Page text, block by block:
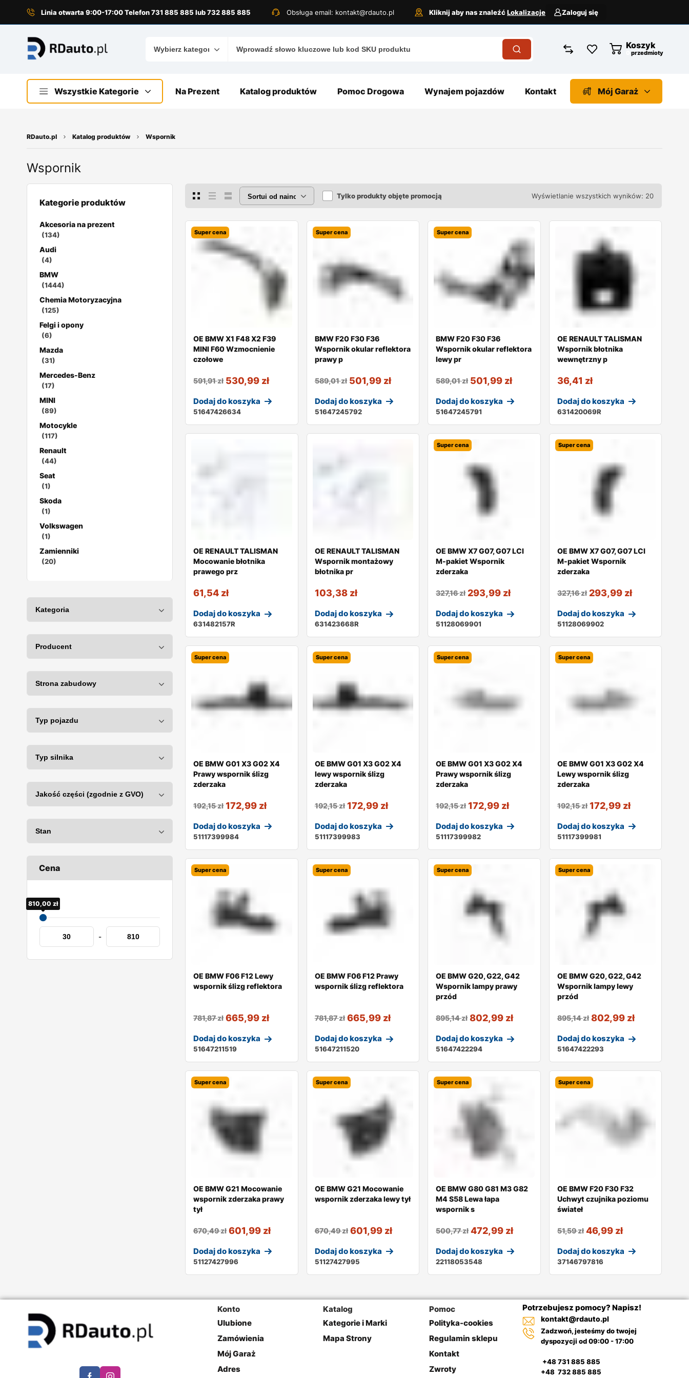
Linia otwarta 9:00-17:00 Telefon 731 885 885 lub 732 885 885 Obsługa email: kontakt@rdauto.pl Kliknij aby nas znaleźćLokalizacje Zaloguj się
Koszyk
przedmioty
Wszystkie Kategorie Na Prezent Katalog produktów Pomoc Drogowa Wynajem pojazdów Kontakt Mój Garaż
RDauto.pl Katalog produktów Wspornik
Wspornik
Kategorie produktów
Akcesoria na prezent
(134)
Audi
(4)
BMW
(1444)
Chemia Motoryzacyjna
(125)
Felgi i opony
(6)
Mazda
(31)
Mercedes-Benz
(17)
MINI
(89)
Motocykle
(117)
Renault
(44)
Seat
(1)
Skoda
(1)
Volkswagen
(1)
Zamienniki
(20)
Cena
30,00 zł
810,00 zł
-
Tylko produkty objęte promocją Wyświetlanie wszystkich wyników: 20
Super cena
OE BMW X1 F48 X2 F39
MINI F60 Wzmocnienie
czołowe
591,91zł 530,99 zł
Dodaj do koszyka
51647426634
Super cena
BMW F20 F30 F36
Wspornik okular reflektora
prawy p
589,01zł 501,99 zł
Dodaj do koszyka
51647245792
Super cena
BMW F20 F30 F36
Wspornik okular reflektora
lewy pr
589,01zł 501,99 zł
Dodaj do koszyka
51647245791
OE RENAULT TALISMAN
Wspornik błotnika
wewnętrzny p
36,41 zł
Dodaj do koszyka
631420069R
OE RENAULT TALISMAN
Mocowanie błotnika
prawego prz
61,54 zł
Dodaj do koszyka
631482157R
OE RENAULT TALISMAN
Wspornik montażowy
błotnika pr
103,38 zł
Dodaj do koszyka
631423668R
Super cena
OE BMW X7 G07, G07 LCI
M-pakiet Wspornik
zderzaka
327,16zł 293,99 zł
Dodaj do koszyka
51128069901
Super cena
OE BMW X7 G07, G07 LCI
M-pakiet Wspornik
zderzaka
327,16zł 293,99 zł
Dodaj do koszyka
51128069902
Super cena
OE BMW G01 X3 G02 X4
Prawy wspornik ślizg
zderzaka
192,15zł 172,99 zł
Dodaj do koszyka
51117399984
Super cena
OE BMW G01 X3 G02 X4
lewy wspornik ślizg
zderzaka
192,15zł 172,99 zł
Dodaj do koszyka
51117399983
Super cena
OE BMW G01 X3 G02 X4
Prawy wspornik ślizg
zderzaka
192,15zł 172,99 zł
Dodaj do koszyka
51117399982
Super cena
OE BMW G01 X3 G02 X4
Lewy wspornik ślizg
zderzaka
192,15zł 172,99 zł
Dodaj do koszyka
51117399981
Super cena
OE BMW F06 F12 Lewy
wspornik ślizg reflektora
781,87zł 665,99 zł
Dodaj do koszyka
51647211519
Super cena
OE BMW F06 F12 Prawy
wspornik ślizg reflektora
781,87zł 665,99 zł
Dodaj do koszyka
51647211520
Super cena
OE BMW G20, G22, G42
Wspornik lampy prawy
przód
895,14zł 802,99 zł
Dodaj do koszyka
51647422294
Super cena
OE BMW G20, G22, G42
Wspornik lampy lewy
przód
895,14zł 802,99 zł
Dodaj do koszyka
51647422293
Super cena
OE BMW G21 Mocowanie
wspornik zderzaka prawy
tył
670,49zł 601,99 zł
Dodaj do koszyka
51127427996
Super cena
OE BMW G21 Mocowanie
wspornik zderzaka lewy tył
670,49zł 601,99 zł
Dodaj do koszyka
51127427995
Super cena
OE BMW G80 G81 M3 G82
M4 S58 Lewa łapa
wspornik s
500,77zł 472,99 zł
Dodaj do koszyka
22118053548
Super cena
OE BMW F20 F30 F32
Uchwyt czujnika poziomu
świateł
51,59zł 46,99 zł
Dodaj do koszyka
37146797816
Konto
Ulubione
Zamówienia
Mój Garaż
Adres
Katalog
Kategorie i Marki
Mapa Strony
Pomoc
Polityka-cookies
Regulamin sklepu
Kontakt
Zwroty
Potrzebujesz pomocy? Napisz!
kontakt@rdauto.pl
Zadzwoń, jesteśmy do twojej
dyspozycji od 09:00 - 17:00
+48 731 885 885
+48 732 885 885